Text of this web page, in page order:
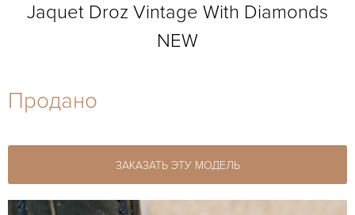
27-44
Jaquet Droz Vintage With Diamonds
NEW
Продано
ЗАКАЗАТЬ ЭТУ МОДЕЛЬ